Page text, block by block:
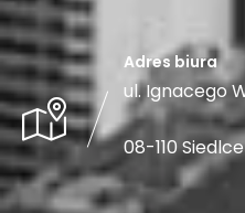
Adres biura
ul. Ignacego
08-110 Siedlce